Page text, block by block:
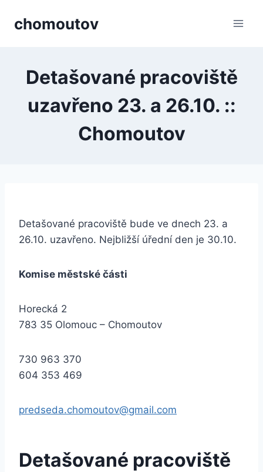
chomoutov
Detašované pracoviště
uzavřeno 23. a 26.10. ::
Chomoutov
Detašované pracoviště bude ve dnech 23. a
26.10. uzavřeno. Nejbližší úřední den je 30.10.
Komise městské části
Horecká 2
783 35 Olomouc – Chomoutov
730 963 370
604 353 469
predseda.chomoutov@gmail.com
Detašované pracoviště